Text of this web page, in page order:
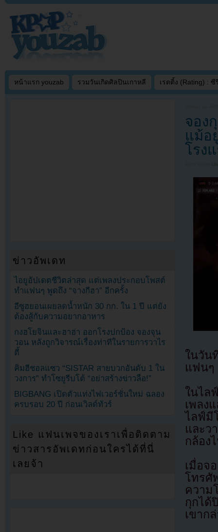
หน้าแรก youzab รวมวันเกิดศิลปินเกาหลี เรตติ้ง (Rating) : ซี
จอง
แม้อ
โรง
ในวัน
แฟนๆ
ในไล
เพลง
ไลฟ์มี
และว
กล้อง
เมื่อจ
โทรศั
ความ
กุกได้
เขาก
ข่าวอัพเดท
ไอยูอัปเดตชีวิตล่าสุด แต่เพลงประกอบโพสต์
ทำแฟนๆ พูดถึง “จางกีฮา” อีกครั้ง
อีซูฮยอนเผยลดน้ำหนัก 30 กก. ใน 1 ปี แต่ยัง
ต้องสู้กับความอยากอาหาร
กงฮโยจินและฮาฮ่า ออกโรงปกป้อง จองจุน
วอน หลังถูกวิจารณ์เรื่องท่าทีในรายการวาไร
ตี้
คิมฮีชอลแซว “SISTAR สายบวกอันดับ 1 ใน
วงการ” ทำโซยูรีบโต้ “อย่าสร้างข่าวลือ!”
BIGBANG เปิดตัวแท่งไฟเวอร์ชั่นใหม่ ฉลอง
ครบรอบ 20 ปี ก่อนเวิลด์ทัวร์
Like แฟนเพจของเราเพื่อติดตาม
ข่าวสารอัพเดทก่อนใครได้ที่นี่
เลยจ้า